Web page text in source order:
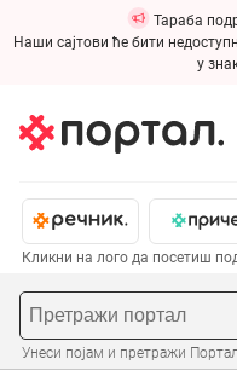
Тараба
Наши сајтови ће бити
у
Кликни на лого да посетиш
Унеси појам и претражи Портал